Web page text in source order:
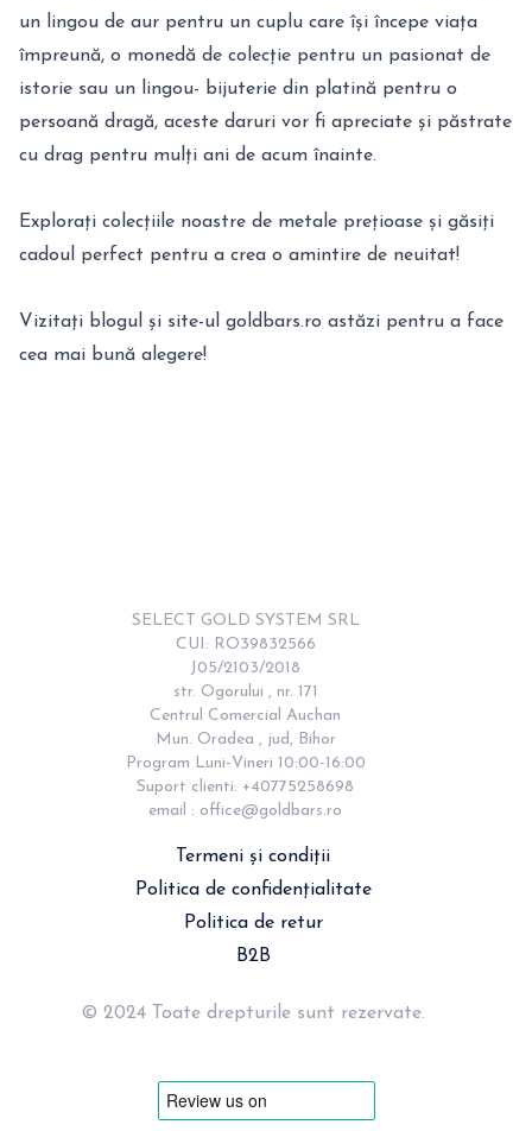
un lingou de aur pentru un cuplu care își începe viața
împreună, o monedă de colecție pentru un pasionat de
istorie sau un lingou- bijuterie din platină pentru o
persoană dragă, aceste daruri vor fi apreciate și păstrate
cu drag pentru mulți ani de acum înainte.
Explorați colecțiile noastre de metale prețioase și găsiți
cadoul perfect pentru a crea o amintire de neuitat!
Vizitați blogul și site-ul goldbars.ro astăzi pentru a face
cea mai bună alegere!
SELECT GOLD SYSTEM SRL
CUI: RO39832566
J05/2103/2018
str. Ogorului , nr. 171
Centrul Comercial Auchan
Mun. Oradea , jud, Bihor
Program Luni-Vineri 10:00-16:00
Suport clienti: +40775258698
email : office@goldbars.ro
Termeni și condiții
Politica de confidențialitate
Politica de retur
B2B
© 2024 Toate drepturile sunt rezervate.